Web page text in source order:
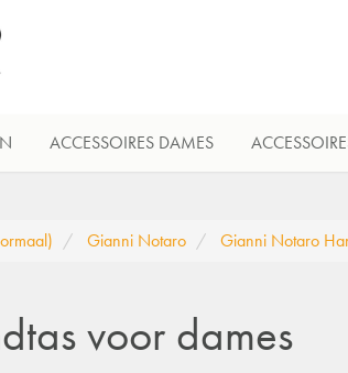
ACCESSOIRES DAMES
Gianni Notaro Gianni Notaro
voor dames